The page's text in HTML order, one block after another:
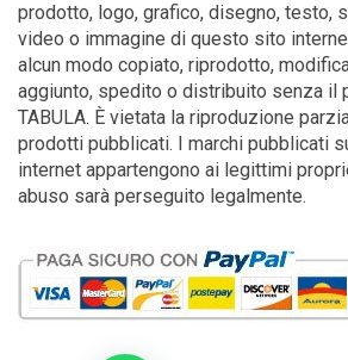
prodotto, logo, grafico, disegno, testo,
video o immagine di questo sito
alcun modo copiato, riprodotto,
aggiunto, spedito o distribuito senza il
TABULA. È vietata la riproduzione
prodotti pubblicati. I marchi pubblicati
internet appartengono ai legittimi
abuso sarà perseguito legalmente.